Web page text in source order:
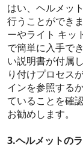
はい、ヘルメッ
行うことができ
ーやライト キッ
で簡単に入手で
い説明書が付属
り付けプロセス
インを参照する
ていることを確
お勧めします。
3.ヘルメットの